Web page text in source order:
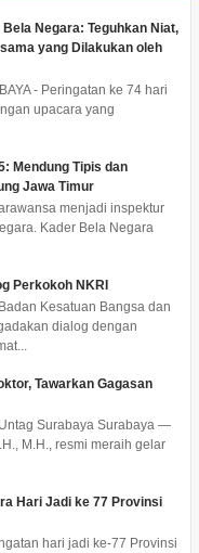
Negara: Teguhkan Niat,
yang Dilakukan oleh
- Peringatan ke 74 hari
upacara yang
Mendung Tipis dan
Jawa Timur
menjadi inspektur
Kader Bela Negara
Perkokoh NKRI
Kesatuan Bangsa dan
dialog dengan
Tawarkan Gagasan
Surabaya Surabaya —
M.H., resmi meraih gelar
Hari Jadi ke 77 Provinsi
hari jadi ke-77 Provinsi